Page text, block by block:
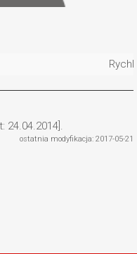
24.04.2014].
ostatnia modyfikacja: 2017-05-21